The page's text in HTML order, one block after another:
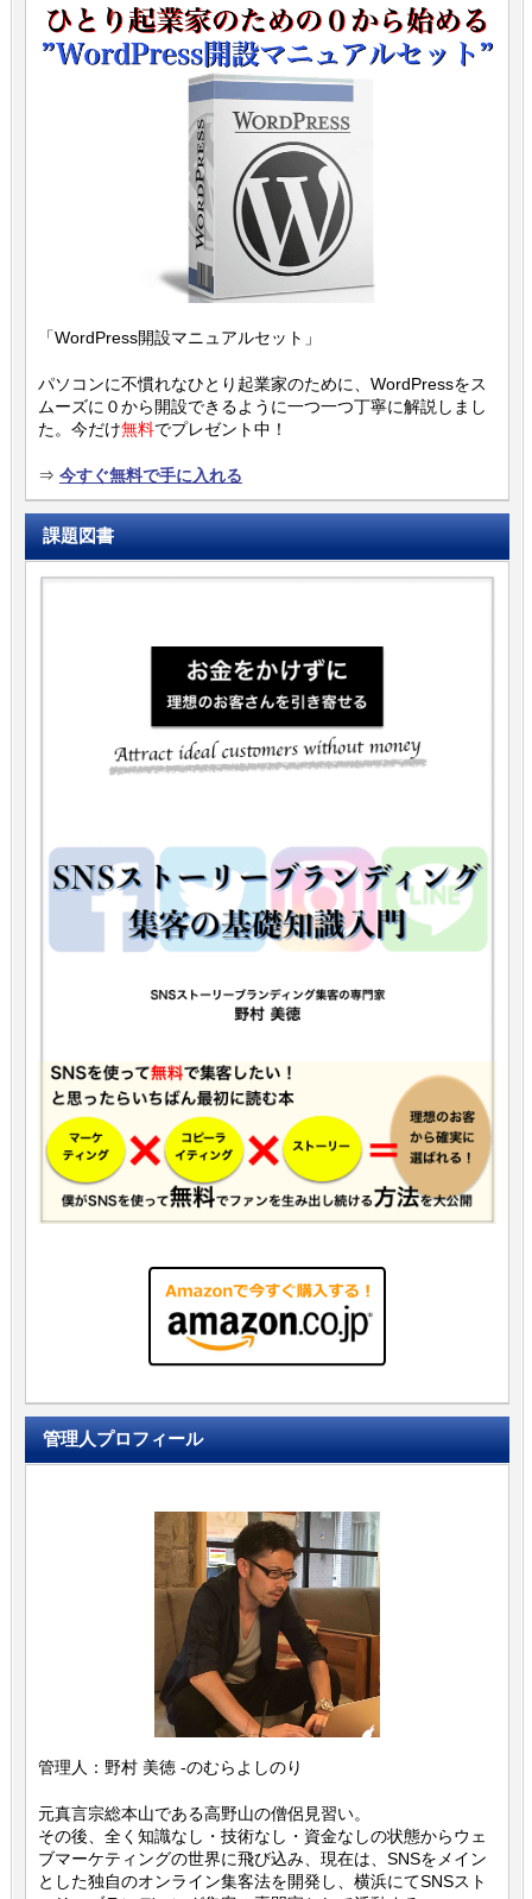
「WordPress開設マニュアルセット」
パソコンに不慣れなひとり起業家のために、WordPressをス
ムーズに０から開設できるように一つ一つ丁寧に解説しまし
た。今だけ無料でプレゼント中！
⇒ 今すぐ無料で手に入れる
課題図書
管理人プロフィール
管理人：野村 美徳 -のむらよしのり
元真言宗総本山である高野山の僧侶見習い。
その後、全く知識なし・技術なし・資金なしの状態からウェ
ブマーケティングの世界に飛び込み、現在は、SNSをメイン
とした独自のオンライン集客法を開発し、横浜にてSNSスト